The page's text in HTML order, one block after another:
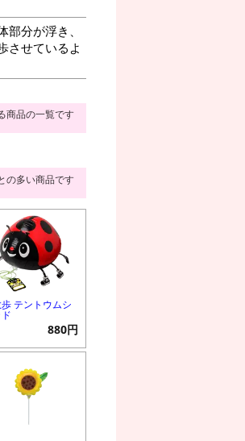
分が浮き、
させているよ
商品の一覧です
の多い商品です
テントウムシ
880円